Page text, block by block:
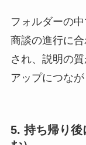
フォルダーの
商談の進行に
され、説明の
アップにつなが
5. 持ち帰り後